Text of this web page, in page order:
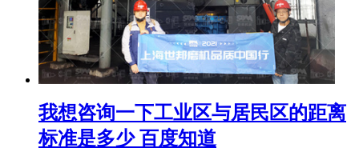
我想咨询一下工业区与居民区的距离
标准是多少 百度知道